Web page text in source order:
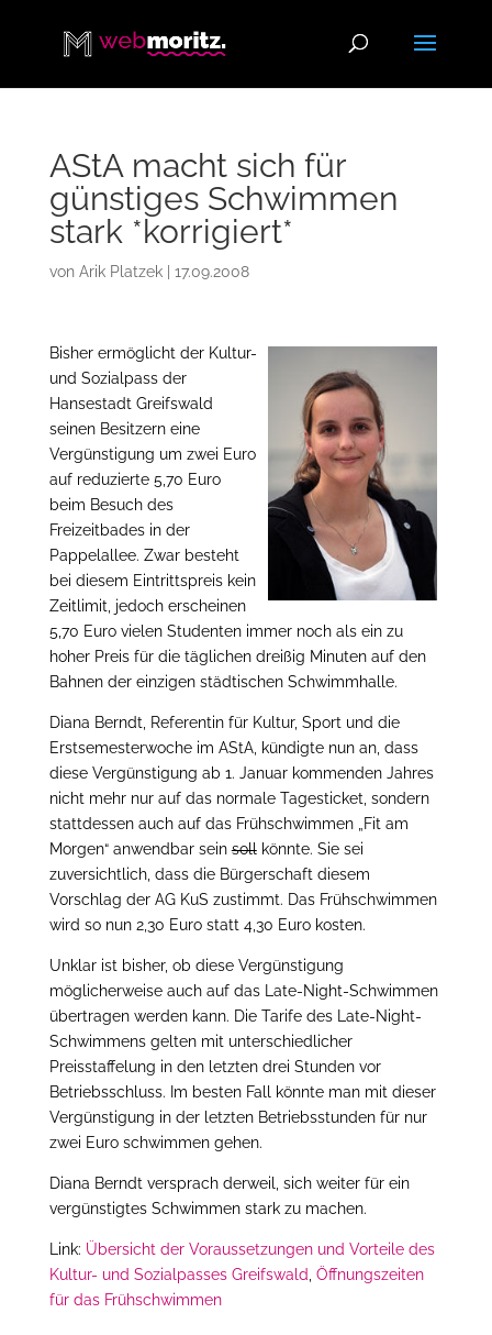
AStA macht sich für
günstiges Schwimmen
stark *korrigiert*
von Arik Platzek| 17.09.2008
Bisher ermöglicht der Kultur-
und Sozialpass der
Hansestadt Greifswald
seinen Besitzern eine
Vergünstigung um zwei Euro
auf reduzierte 5,70 Euro
beim Besuch des
Freizeitbades in der
Pappelallee. Zwar besteht
bei diesem Eintrittspreis kein
Zeitlimit, jedoch erscheinen
5,70 Euro vielen Studenten immer noch als ein zu
hoher Preis für die täglichen dreißig Minuten auf den
Bahnen der einzigen städtischen Schwimmhalle.
Diana Berndt, Referentin für Kultur, Sport und die
Erstsemesterwoche im AStA, kündigte nun an, dass
diese Vergünstigung ab 1. Januar kommenden Jahres
nicht mehr nur auf das normale Tagesticket, sondern
stattdessen auch auf das Frühschwimmen „Fit am
Morgen“ anwendbar seinsollkönnte. Sie sei
zuversichtlich, dass die Bürgerschaft diesem
Vorschlag der AG KuS zustimmt. Das Frühschwimmen
wird so nun 2,30 Euro statt 4,30 Euro kosten.
Unklar ist bisher, ob diese Vergünstigung
möglicherweise auch auf das Late-Night-Schwimmen
übertragen werden kann. Die Tarife des Late-Night-
Schwimmens gelten mit unterschiedlicher
Preisstaffelung in den letzten drei Stunden vor
Betriebsschluss. Im besten Fall könnte man mit dieser
Vergünstigung in der letzten Betriebsstunden für nur
zwei Euro schwimmen gehen.
Diana Berndt versprach derweil, sich weiter für ein
vergünstigtes Schwimmen stark zu machen.
Link: Übersicht der Voraussetzungen und Vorteile des
Kultur- und Sozialpasses Greifswald Öffnungszeiten
für das Frühschwimmen